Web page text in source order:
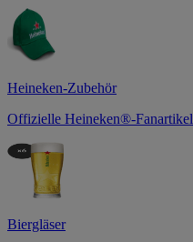
Heineken-Zubehör
Offizielle Heineken®-Fanartikel
Biergläser